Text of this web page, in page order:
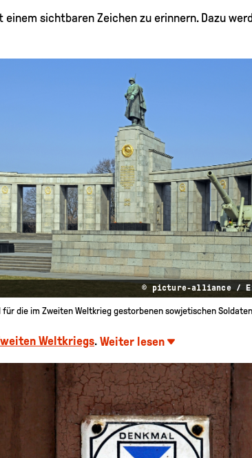
sichtbaren Zeichen zu erinnern. Dazu
vergrößern
© picture-alliance /
für die im Zweiten Weltkrieg gestorbenen sowjetischen
Weltkriegs. Weiter lesen